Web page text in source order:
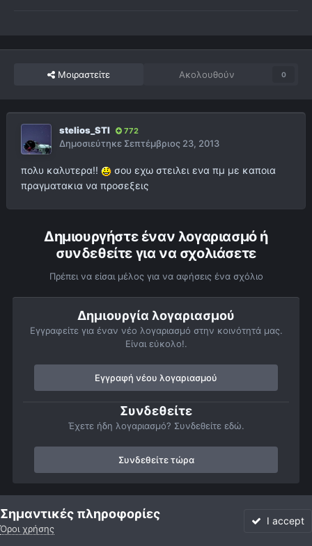
Μοιραστείτε Ακολουθούν 0
stelios_STI 772
Δημοσιεύτηκε Σεπτέμβριος 23, 2013
πολυ καλυτερα!!
σου εχω στειλει ενα πμ με καποια
πραγματακια να προσεξεις
Δημιουργήστε έναν λογαριασμό ή
συνδεθείτε για να σχολιάσετε
Πρέπει να είσαι μέλος για να αφήσεις ένα σχόλιο
Δημιουργία λογαριασμού
Εγγραφείτε για έναν νέο λογαριασμό στην κοινότητά μας.
Είναι εύκολο!.
Εγγραφή νέου λογαριασμού
Συνδεθείτε
Έχετε ήδη λογαριασμό? Συνδεθείτε εδώ.
Συνδεθείτε τώρα
Αρχή Αστροφωτογραφίες Σελήνη
Σημαντικές πληροφορίες
Όροι χρήσης
I accept
Forum